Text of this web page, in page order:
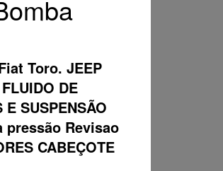
Toro. JEEP
DE
SUSPENSÃO
pressão Revisao
CABEÇOTE